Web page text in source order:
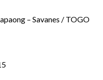
– Savanes / TOGO